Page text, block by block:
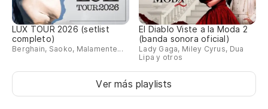
LUX TOUR 2026 (setlist
completo)
Berghain, Saoko, Malamente...
El Diablo Viste a la Moda 2
(banda sonora oficial)
Lady Gaga, Miley Cyrus, Dua
Lipa y otros
Ver más playlists